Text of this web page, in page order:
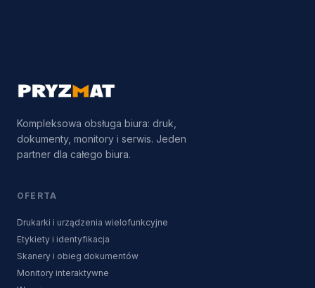
Kompleksowa obsługa biura: druk,
dokumenty, monitory i serwis. Jeden
partner dla całego biura.
OFERTA
Drukarki i urządzenia wielofunkcyjne
Etykiety i identyfikacja
Skanery i obieg dokumentów
Monitory interaktywne